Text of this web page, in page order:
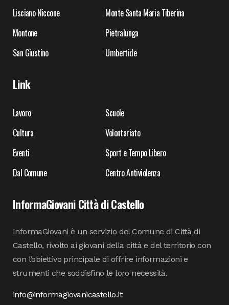
Lisciano Niccone
Monte Santa Maria Tiberina
Montone
Pietralunga
San Giustino
Umbertide
Link
Lavoro
Scuole
Cultura
Volontariato
Eventi
Sport e Tempo Libero
Dal Comune
Centro Antiviolenza
InformaGiovani Città di Castello
InformaGiovani è un servizio del Comune di Città di
Castello, rivolto ai giovani della città e del territorio con
con l’obiettivo principale di offrire informazioni e
strumenti che soddisfino le loro necessità.
info@informagiovanicastello.it